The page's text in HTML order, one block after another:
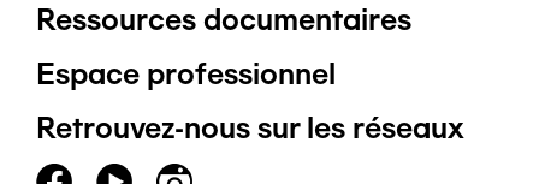
Pied
de
page
Ressources documentaires
Espace professionnel
Retrouvez-nous sur les réseaux